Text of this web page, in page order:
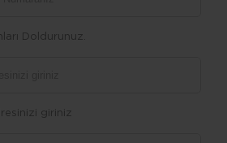
Doldurunuz.
giriniz